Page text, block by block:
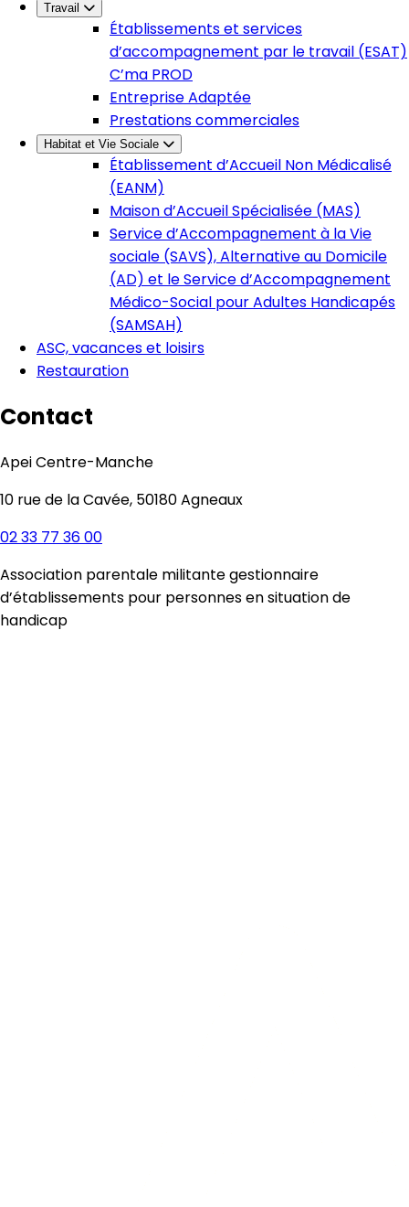
Travail
Établissements et services
d’accompagnement par le travail (ESAT)
C’ma PROD
Entreprise Adaptée
Prestations commerciales
Habitat et Vie Sociale
Établissement d’Accueil Non Médicalisé
(EANM)
Maison d’Accueil Spécialisée (MAS)
Service d’Accompagnement à la Vie
sociale (SAVS), Alternative au Domicile
(AD) et le Service d’Accompagnement
Médico-Social pour Adultes Handicapés
(SAMSAH)
ASC, vacances et loisirs
Restauration
Contact
Apei Centre-Manche
10 rue de la Cavée, 50180 Agneaux
02 33 77 36 00
Association parentale militante gestionnaire
d’établissements pour personnes en situation de
handicap